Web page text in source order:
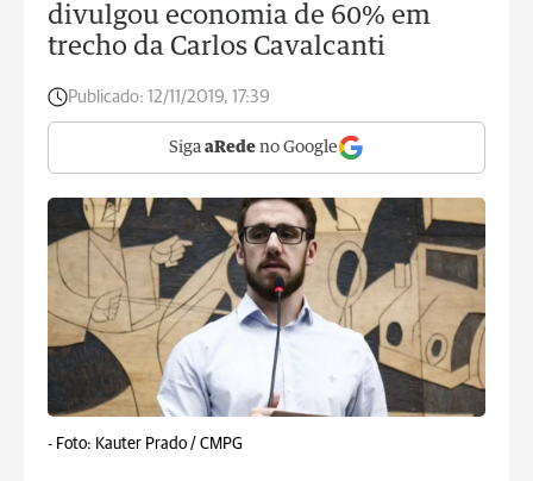
divulgou economia de 60% em
trecho da Carlos Cavalcanti
Publicado: 12/11/2019, 17:39
Siga aRede no Google
- Foto: Kauter Prado / CMPG